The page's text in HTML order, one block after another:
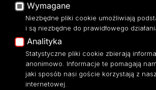
Eksperci UŁ
Polityka Prywatności
Dostępność
Wydział Zarządzania
Wymagane
Niezbędne pliki cookie umożliwiają
i są niezbędne do prawidłowego
Analityka
Statystyczne pliki cookie zbierają
anonimowo. Informacje te pomagają
jaki sposób nasi goście korzystają z
internetowej.